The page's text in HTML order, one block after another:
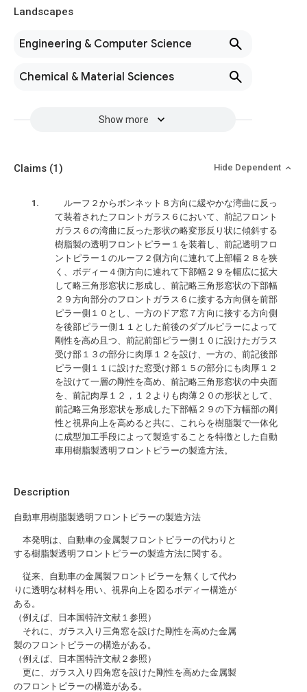
Landscapes
Engineering & Computer Science
Chemical & Material Sciences
Show more
Description
自動車用樹脂製透明フロントピラーの製造方法
本発明は、自動車の金属製フロントピラーの代わりと
する樹脂製透明フロントピラーの製造方法に関する。
従来、自動車の金属製フロントピラーを無くして代わ
りに透明な材料を用い、視界向上を図るボディー構造が
ある。
（例えば、日本国特許文献１参照）
それに、ガラス入り三角窓を設けた剛性を高めた金属
製のフロントピラーの構造がある。
（例えば、日本国特許文献２参照）
更に、ガラス入り四角窓を設けた剛性を高めた金属製
のフロントピラーの構造がある。
Claims (1) Hide Dependent
ルーフ２からボンネット８方向に緩やかな湾曲に反っ
て装着されたフロントガラス６において、前記フロント
ガラス６の湾曲に反った形状の略変形反り状に傾斜する
樹脂製の透明フロントピラー１を装着し、前記透明フロ
ントピラー１のルーフ２側方向に連れて上部幅２８を狭
く、ボディー４側方向に連れて下部幅２９を幅広に拡大
して略三角形窓状に形成し、前記略三角形窓状の下部幅
２９方向部分のフロントガラス６に接する方向側を前部
ピラー側１０とし、一方のドア窓７方向に接する方向側
を後部ピラー側１１とした前後のダブルピラーによって
剛性を高め且つ、前記前部ピラー側１０に設けたガラス
受け部１３の部分に肉厚１２を設け、一方の、前記後部
ピラー側１１に設けた窓受け部１５の部分にも肉厚１２
を設けて一層の剛性を高め、前記略三角形窓状の中央面
を、前記肉厚１２，１２よりも肉薄２０の形状として、
前記略三角形窓状を形成した下部幅２９の下方幅部の剛
性と視界向上を高めると共に、これらを樹脂製で一体化
に成型加工手段によって製造することを特徴とした自動
車用樹脂製透明フロントピラーの製造方法。